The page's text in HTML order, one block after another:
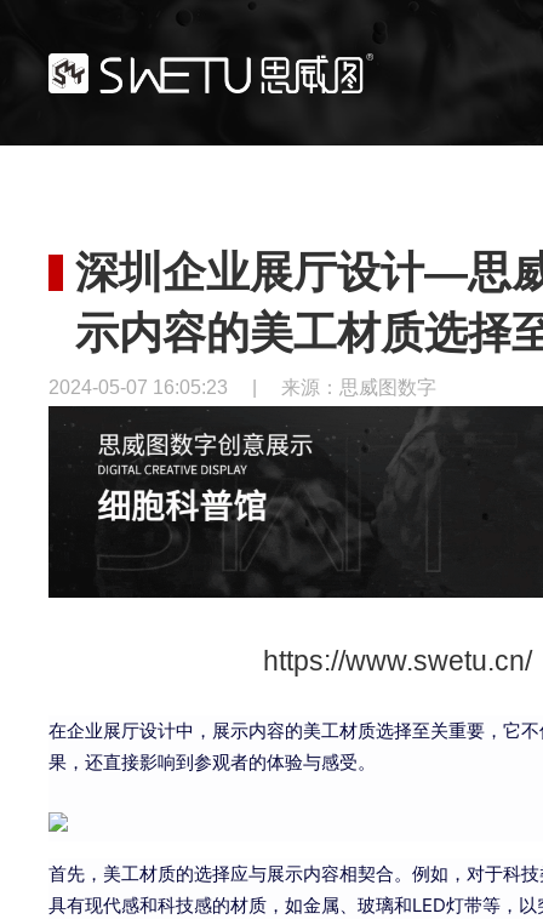
深圳企业展厅设计—思
示内容的美工材质选择
2024-05-07 16:05:23 来源：思威图数字
https://www.swetu.cn/
在企业展厅设计中，展示内容的美工材质选择至关重要，它
果，还直接影响到参观者的体验与感受。
首先，美工材质的选择应与展示内容相契合。例如，对于科
具有现代感和科技感的材质，如金属、玻璃和LED灯带等，